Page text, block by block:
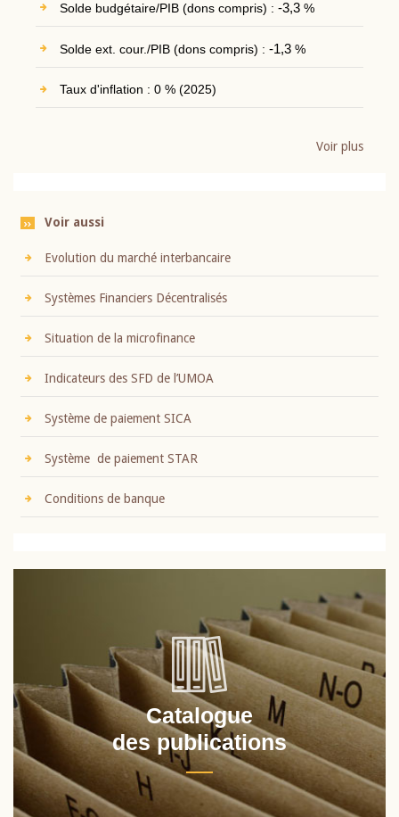
Solde budgétaire/PIB (dons compris) : -3,3%
Solde ext. cour./PIB (dons compris) : -1,3%
Taux d'inflation : 0 % (2025)
Voir plus
Voir aussi
Evolution du marché interbancaire
Systèmes Financiers Décentralisés
Situation de la microfinance
Indicateurs des SFD de l’UMOA
Système de paiement SICA
Système de paiement STAR
Conditions de banque
Catalogue
des publications